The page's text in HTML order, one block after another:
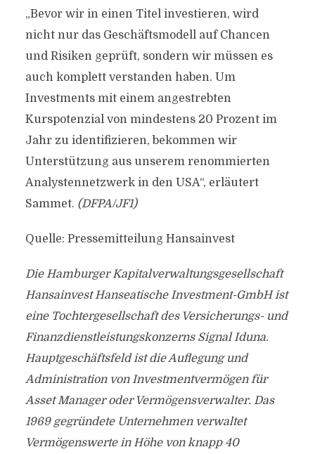
„Bevor wir in einen Titel investieren, wird
nicht nur das Geschäftsmodell auf Chancen
und Risiken geprüft, sondern wir müssen es
auch komplett verstanden haben. Um
Investments mit einem angestrebten
Kurspotenzial von mindestens 20 Prozent im
Jahr zu identifizieren, bekommen wir
Unterstützung aus unserem renommierten
Analystennetzwerk in den USA“, erläutert
Sammet. (DFPA/JF1)
Quelle: Pressemitteilung Hansainvest
Die Hamburger Kapitalverwaltungsgesellschaft
Hansainvest Hanseatische Investment-GmbH ist
eine Tochtergesellschaft des Versicherungs- und
Finanzdienstleistungskonzerns Signal Iduna.
Hauptgeschäftsfeld ist die Auflegung und
Administration von Investmentvermögen für
Asset Manager oder Vermögensverwalter. Das
1969 gegründete Unternehmen verwaltet
Vermögenswerte in Höhe von knapp 40